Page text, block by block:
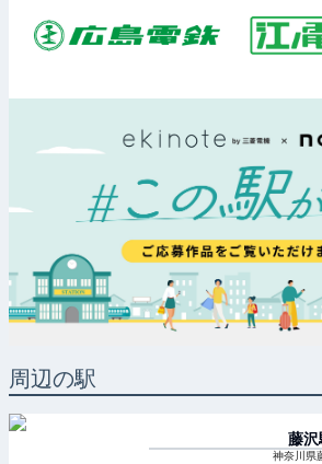
周辺の駅
藤沢
神奈川県